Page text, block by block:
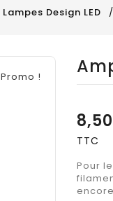
Lampes Design LED
Promo !
TTC
Pour